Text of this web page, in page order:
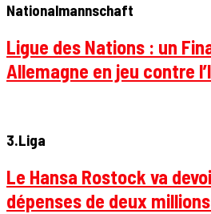
Nationalmannschaft
Ligue des Nations : un
Allemagne en jeu contre
3.Liga
Le Hansa Rostock va
dépenses de deux millions